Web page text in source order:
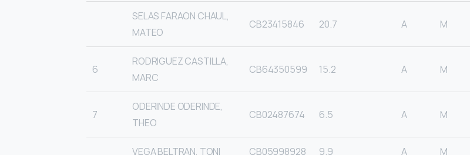
SELAS FARAON CHAUL,
MATEO
CB23415846 20.7 A M
6
RODRIGUEZ CASTILLA,
MARC
CB64350599 15.2 A M
7
ODERINDE ODERINDE,
THEO
CB02487674 6.5 A M
VEGA BELTRAN, TONI CB05998928 9.9 A M